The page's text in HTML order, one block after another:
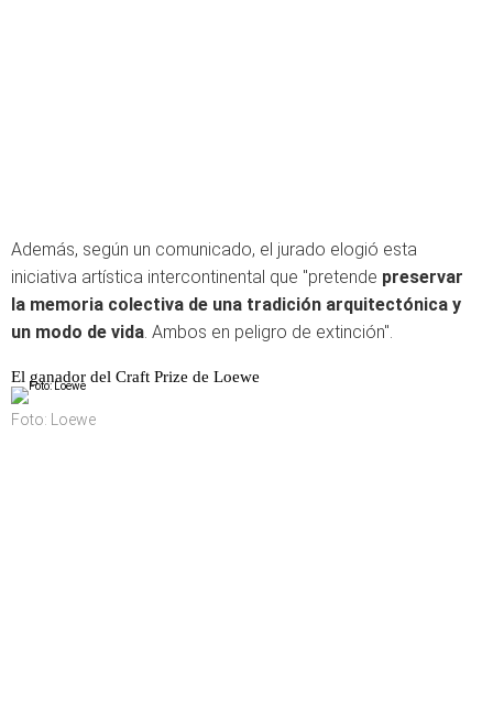
Además, según un comunicado, el jurado elogió esta
iniciativa artística intercontinental que "pretende preservar
la memoria colectiva de una tradición arquitectónica y
un modo de vida. Ambos en peligro de extinción".
El ganador del Craft Prize de Loewe
Foto: Loewe